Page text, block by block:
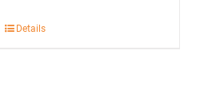
Details